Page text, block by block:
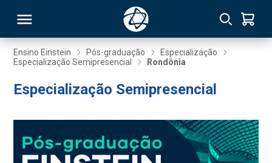
Ensino Einstein Pós-graduação
Especialização
Especialização Semipresencial
Rondônia
Especialização Semipresencial